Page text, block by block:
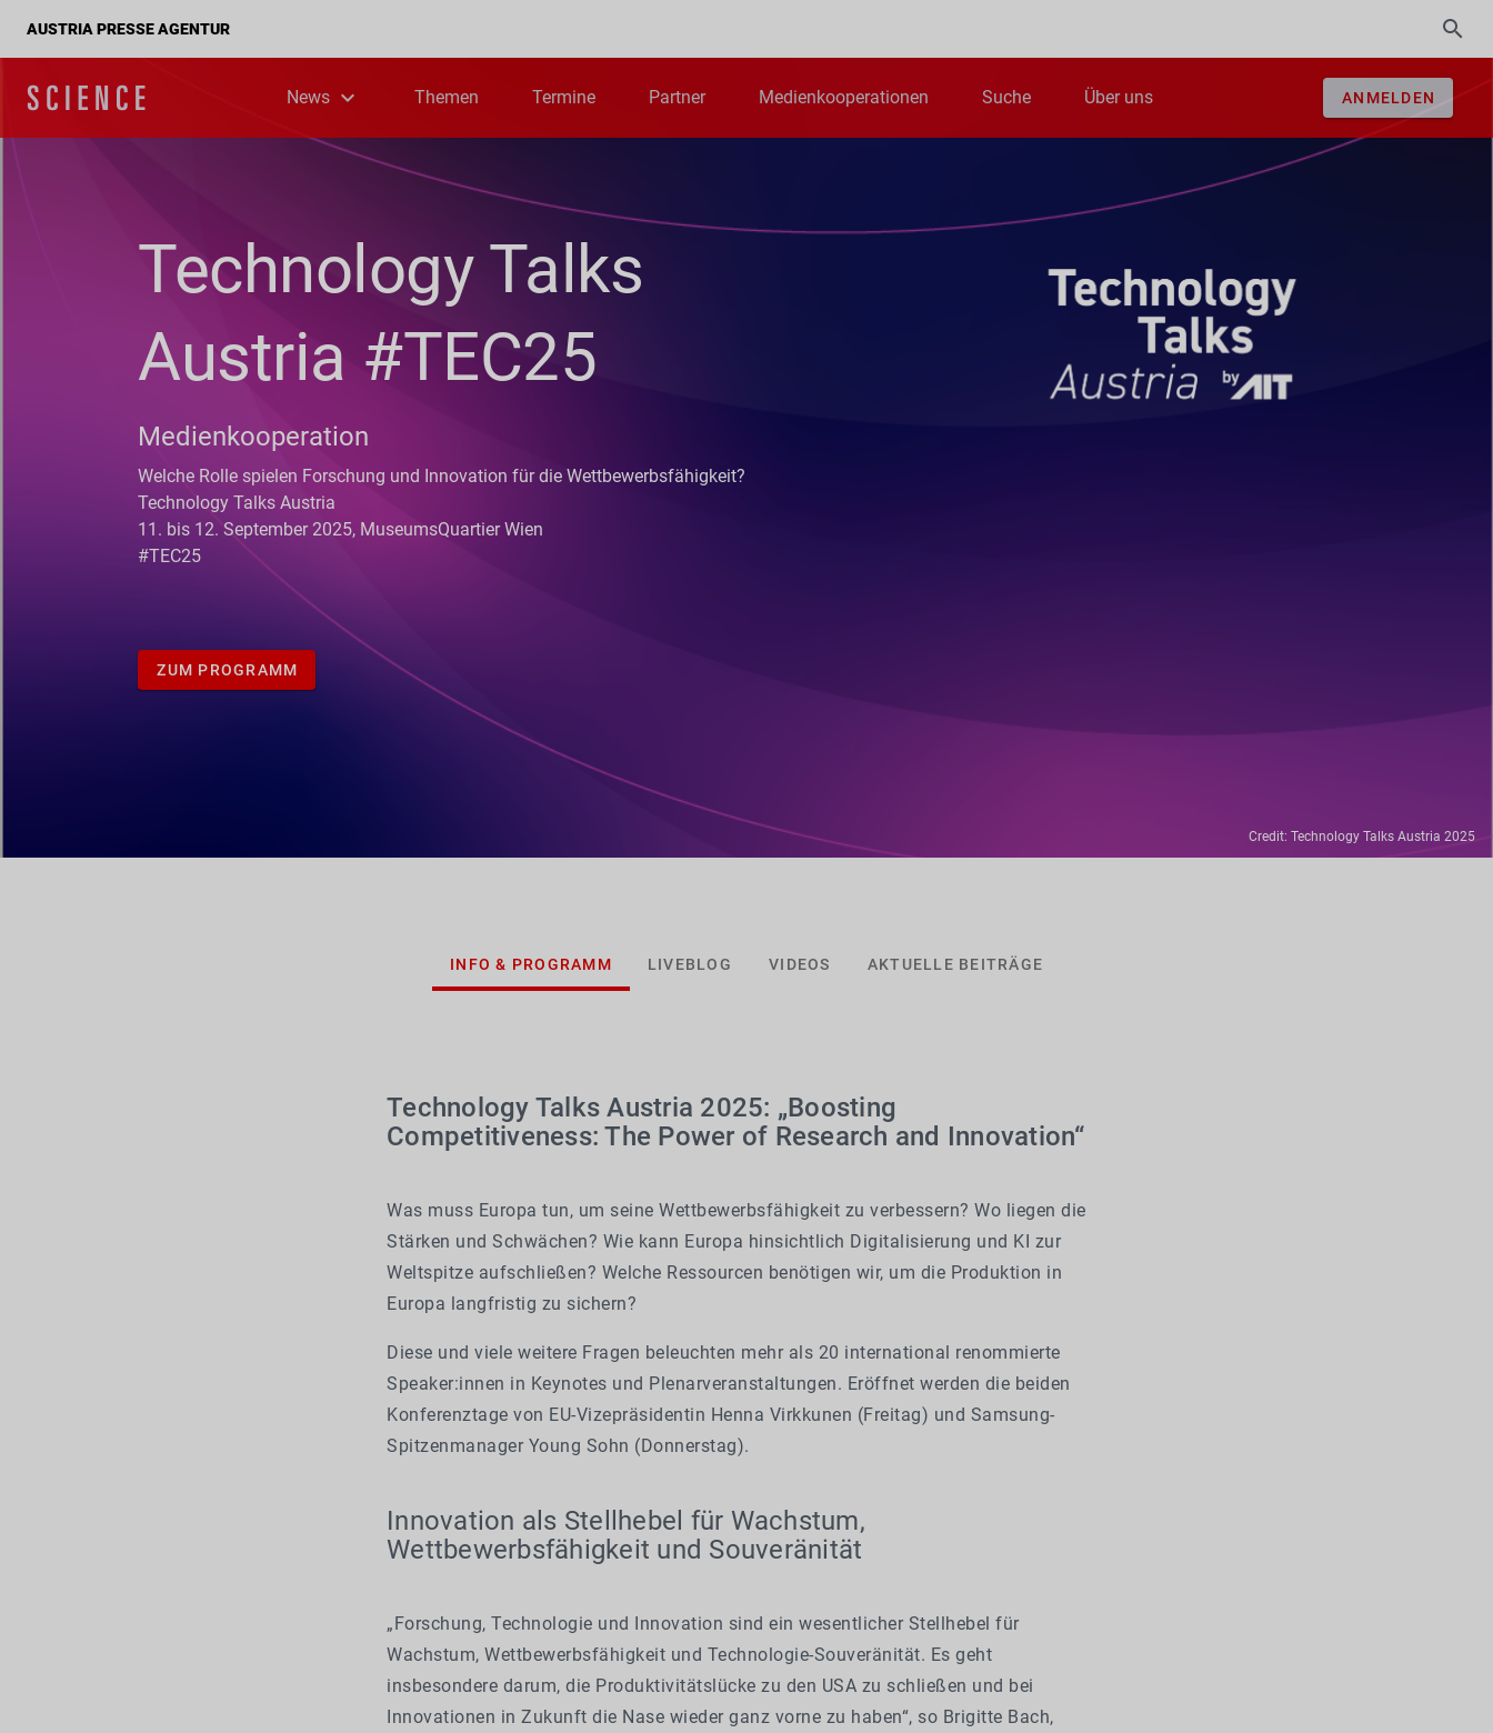
AUSTRIA PRESSE AGENTUR
News Themen Termine Partner Medienkooperationen Suche Über uns ANMELDEN
Technology Talks
Austria #TEC25
Medienkooperation
Welche Rolle spielen Forschung und Innovation für die Wettbewerbsfähigkeit?
Technology Talks Austria
11. bis 12. September 2025, MuseumsQuartier Wien
#TEC25
ZUM PROGRAMM
Credit: Technology Talks Austria 2025
INFO & PROGRAMM LIVEBLOG VIDEOS AKTUELLE BEITRÄGE
Technology Talks Austria 2025: „Boosting
Competitiveness: The Power of Research and Innovation“
Was muss Europa tun, um seine Wettbewerbsfähigkeit zu verbessern? Wo liegen die
Stärken und Schwächen? Wie kann Europa hinsichtlich Digitalisierung und KI zur
Weltspitze aufschließen? Welche Ressourcen benötigen wir, um die Produktion in
Europa langfristig zu sichern?
Diese und viele weitere Fragen beleuchten mehr als 20 international renommierte
Speaker:innen in Keynotes und Plenarveranstaltungen. Eröffnet werden die beiden
Konferenztage von EU-Vizepräsidentin Henna Virkkunen (Freitag) und Samsung-
Spitzenmanager Young Sohn (Donnerstag).
Innovation als Stellhebel für Wachstum,
Wettbewerbsfähigkeit und Souveränität
„Forschung, Technologie und Innovation sind ein wesentlicher Stellhebel für
Wachstum, Wettbewerbsfähigkeit und Technologie-Souveränität. Es geht
insbesondere darum, die Produktivitätslücke zu den USA zu schließen und bei
Innovationen in Zukunft die Nase wieder ganz vorne zu haben“, so Brigitte Bach,